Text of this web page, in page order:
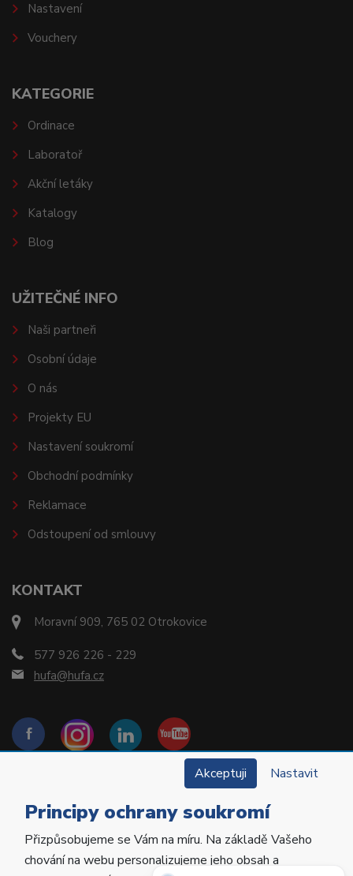
KONTAKT
Moravní 909, 765 02 Otrokovice
577 926 226 - 229
hufa@hufa.cz
Nastavení
Vouchery
KATEGORIE
Ordinace
Laboratoř
Akční letáky
Katalogy
Blog
UŽITEČNÉ INFO
Naši partneři
Osobní údaje
O nás
Projekty EU
Nastavení soukromí
Obchodní podmínky
Reklamace
Odstoupení od smlouvy
Copyright © 2022 Hu-Fa Dental a.s. Všechna práva
vyhrazena.
Akceptuji Nastavit
Principy ochrany soukromí
Přizpůsobujeme se Vám na míru. Na základě Vašeho
chování na webu personalizujeme jeho obsah a